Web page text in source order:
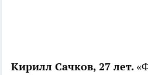
Кирилл Сачков, 27 лет.